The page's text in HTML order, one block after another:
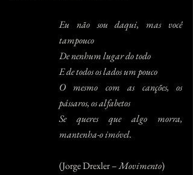
Eu não sou daqui, mas você
tampouco
De nenhum lugar do todo
E de todos os lados um pouco
O mesmo com as canções, os
pássaros, os alfabetos
Se queres que algo morra,
mantenha-o imóvel.
(Jorge Drexler – Movimento)